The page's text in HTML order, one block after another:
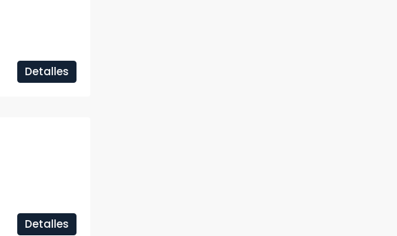
Detalles
Detalles